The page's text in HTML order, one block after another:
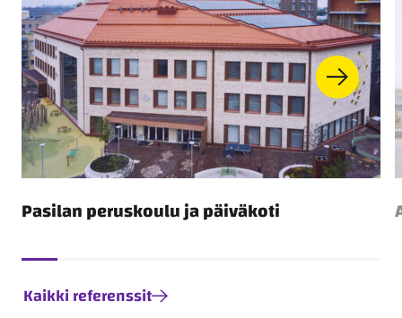
Pasilan peruskoulu ja päiväkoti
Kaikki referenssit